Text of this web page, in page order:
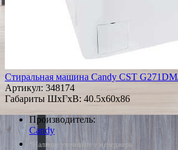
Стиральная машина Candy CST
Артикул: 348174
Габариты ШxГxВ: 40.5x60x86
Производитель:
Candy
*Наличие уточняйте у менеджера